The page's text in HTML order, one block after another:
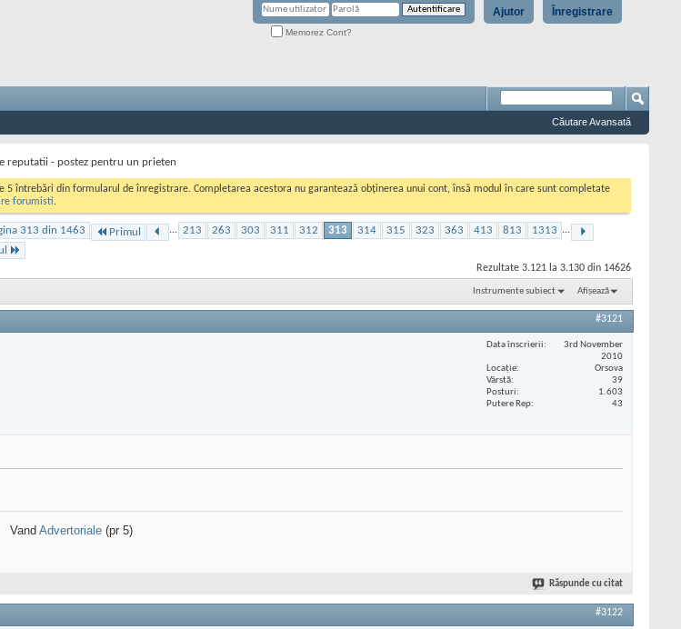
Înregistrare
Ajutor
Memorez Cont?
Căutare Avansată
reputatii - postez pentru un prieten
5 întrebări din formularul de înregistrare. Completarea acestora nu garantează obținerea unui cont, însă modul în care sunt completate
forumisti.
313 din 1463 Primul ... 213 263 303 311 312 313 314 315 323 363 413 813 1313 ...
Rezultate 3.121 la 3.130 din 14626
Instrumente subiect Afișează
#3121
Data înscrierii
3rd November
2010
Locaţie
Orsova
Vârstă
39
Posturi
1.603
Putere Rep
43
Vand Advertoriale (pr 5)
Răspunde cu citat
#3122